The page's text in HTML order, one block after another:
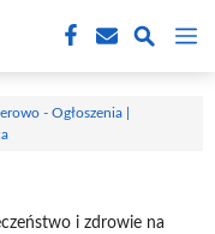
- Ogłoszenia |
i zdrowie na